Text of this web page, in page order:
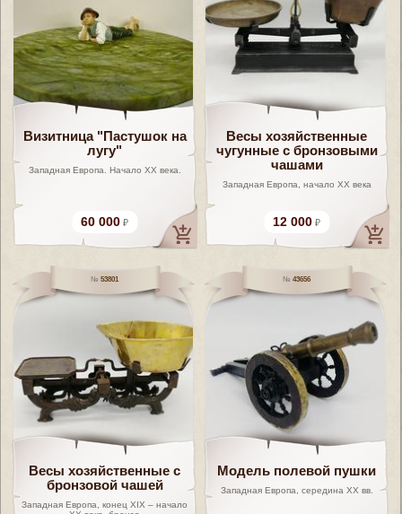
Визитница "Пастушок на
лугу"
Западная Европа. Начало ХХ века.
60 000
Весы хозяйственные
чугунные с бронзовыми
чашами
Западная Европа, начало XX века
12 000
53801
Весы хозяйственные с
бронзовой чашей
Западная Европа, конец XIX – начало
43656
Модель полевой пушки
Западная Европа, середина XX вв.